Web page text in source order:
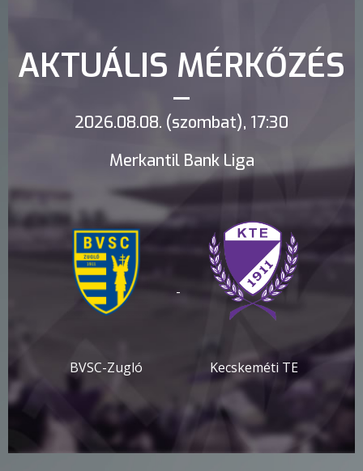
AKTUÁLIS MÉRKŐZÉS
2026.08.08. (szombat), 17:30
Merkantil Bank Liga
BVSC-Zugló
-
Kecskeméti TE